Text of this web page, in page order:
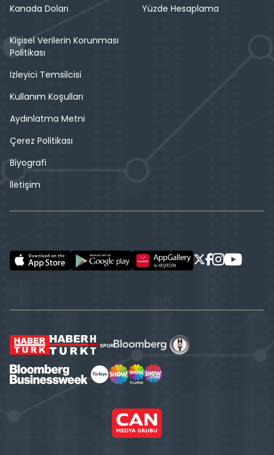
Kanada Doları
Yüzde Hesaplama
Kişisel Verilerin Korunması
Politikası
İzleyici Temsilcisi
Kullanım Koşulları
Aydınlatma Metni
Çerez Politikası
Biyografi
İletişim